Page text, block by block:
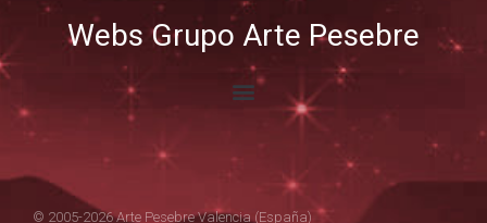
Webs Grupo Arte Pesebre
© 2005-2026 Arte Pesebre Valencia (España)